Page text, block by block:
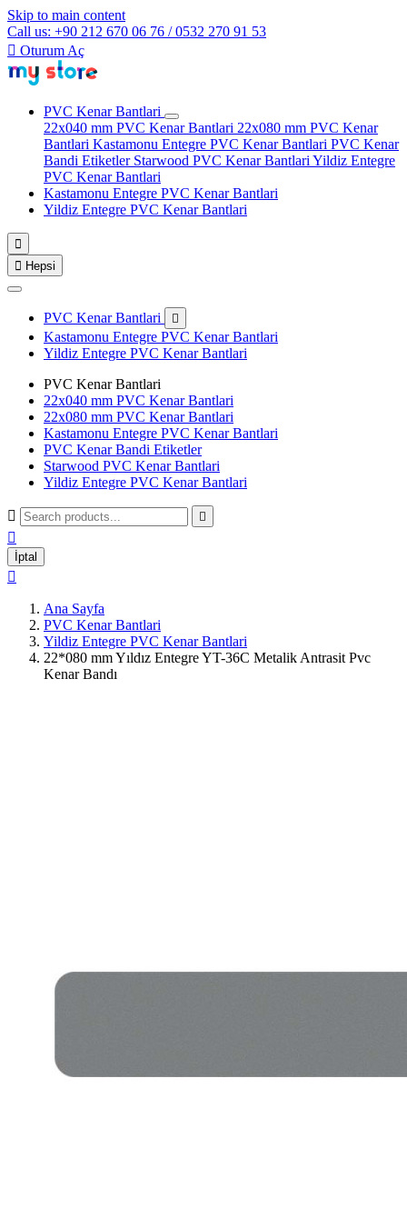
Skip to main content
Call us: +90 212 670 06 76 / 0532 270 91 53
 Oturum Aç
PVC Kenar Bantlari
22x040 mm PVC Kenar Bantlari 22x080 mm PVC Kenar
Bantlari Kastamonu Entegre PVC Kenar Bantlari PVC Kenar
Bandi Etiketler Starwood PVC Kenar Bantlari Yildiz Entegre
PVC Kenar Bantlari
Kastamonu Entegre PVC Kenar Bantlari
Yildiz Entegre PVC Kenar Bantlari

 Hepsi
PVC Kenar Bantlari 
Kastamonu Entegre PVC Kenar Bantlari
Yildiz Entegre PVC Kenar Bantlari
PVC Kenar Bantlari
22x040 mm PVC Kenar Bantlari
22x080 mm PVC Kenar Bantlari
Kastamonu Entegre PVC Kenar Bantlari
PVC Kenar Bandi Etiketler
Starwood PVC Kenar Bantlari
Yildiz Entegre PVC Kenar Bantlari
 

İptal

Ana Sayfa
PVC Kenar Bantlari
Yildiz Entegre PVC Kenar Bantlari
22*080 mm Yıldız Entegre YT-36C Metalik Antrasit Pvc
Kenar Bandı